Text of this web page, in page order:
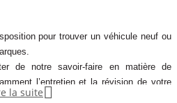
pour trouver un véhicule neuf ou
de notre savoir-faire en matière de
l’entretien et la révision de votre
la suite 